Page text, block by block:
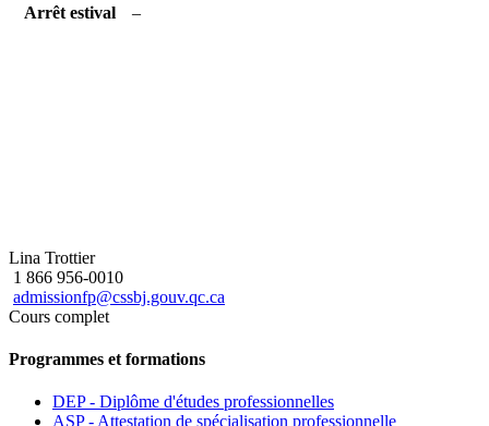
Arrêt estival
–
Lina Trottier
1 866 956-0010
admissionfp@cssbj.gouv.qc.ca
Cours complet
Programmes et formations
DEP - Diplôme d'études professionnelles
ASP - Attestation de spécialisation professionnelle